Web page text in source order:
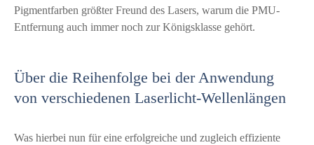
Pigmentfarben größter Freund des Lasers, warum die PMU-
Entfernung auch immer noch zur Königsklasse gehört.
Über die Reihenfolge bei der Anwendung
von verschiedenen Laserlicht-Wellenlängen
Was hierbei nun für eine erfolgreiche und zugleich effiziente